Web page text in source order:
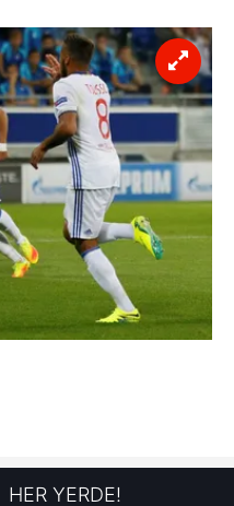
HER YERDE!